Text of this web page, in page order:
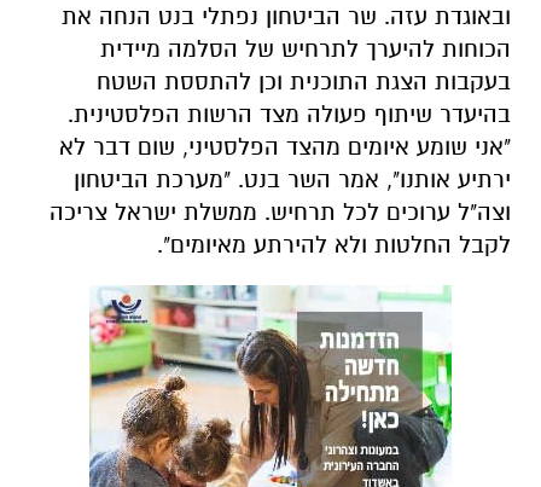
ובאוגדת עזה. שר הביטחון נפתלי בנט הנחה את
הכוחות להיערך לתרחיש של הסלמה מיידית
בעקבות הצגת התוכנית וכן להתססת השטח
בהיעדר שיתוף פעולה מצד הרשות הפלסטינית.
"אני שומע איומים מהצד הפלסטיני, שום דבר לא
ירתיע אותנו", אמר השר בנט. "מערכת הביטחון
וצה"ל ערוכים לכל תרחיש. ממשלת ישראל צריכה
לקבל החלטות ולא להירתע מאיומים".